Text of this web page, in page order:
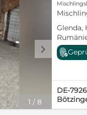
1 / 8
d
Glenda,
Völlig
und
einfach
keine
DE-